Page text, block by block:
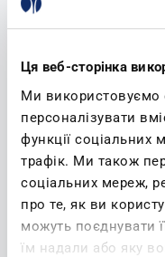
Ця веб-сторінка
Ми
персоналізувати
функції соціальних
трафік. Ми також
соціальних мереж,
про те, як ви
можуть поєднувати
їм надали або яку
Password:
Confirm password: